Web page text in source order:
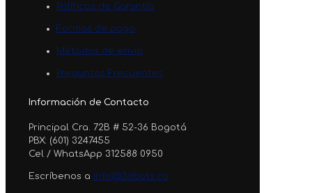
Políticas de Garantía
Formas de pago
Métodos de envío
Preguntas Frecuentes
Información de Contacto
Principal Cra. 72B # 52-36 Bogotá
PBX: (601) 3247455
Cel / WhatsApp 312588 0950
Escríbenos a info@3dbots.co